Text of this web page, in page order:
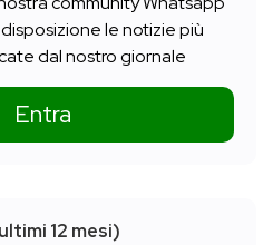
le notizie più
dal nostro giornale
12 mesi)